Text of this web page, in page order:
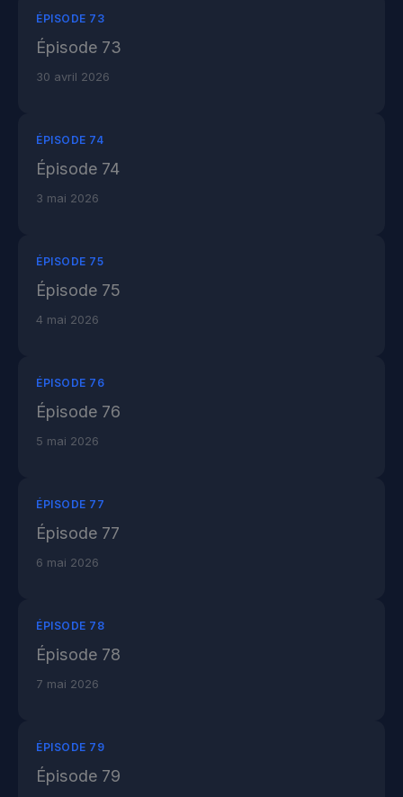
ÉPISODE 73
Épisode 73
30 avril 2026
ÉPISODE 74
Épisode 74
3 mai 2026
ÉPISODE 75
Épisode 75
4 mai 2026
ÉPISODE 76
Épisode 76
5 mai 2026
ÉPISODE 77
Épisode 77
6 mai 2026
ÉPISODE 78
Épisode 78
7 mai 2026
ÉPISODE 79
Épisode 79